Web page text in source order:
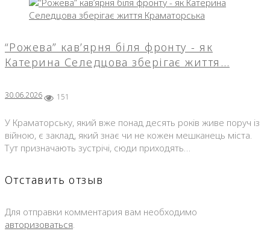
“Рожева” кав’ярня біля фронту - як
Катерина Селедцова зберігає життя…
30.06.2026 151
У Краматорську, який вже понад десять років живе поруч із
війною, є заклад, який знає чи не кожен мешканець міста.
Тут призначають зустрічі, сюди приходять…
Отставить отзыв
Для отправки комментария вам необходимо
авторизоваться.